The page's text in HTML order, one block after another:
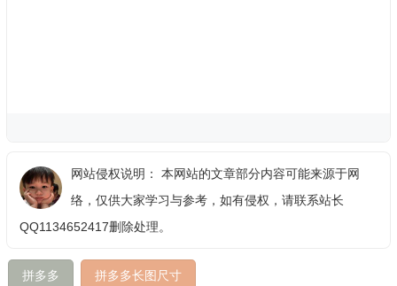
网站侵权说明： 本网站的文章部分内容可能来源于网
络，仅供大家学习与参考，如有侵权，请联系站长
QQ1134652417删除处理。
拼多多 拼多多长图尺寸